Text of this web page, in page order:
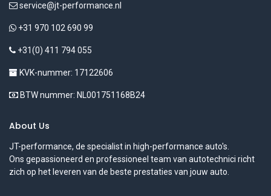
service@jt-performance.nl
+31 970 102 690 99
+31(0) 411 794 055
KVK-nummer: 17122606
BTW nummer: NL001751168B24
About Us
JT-performance, de specialist in high-performance auto's.
Ons gepassioneerd en professioneel team van autotechnici richt
zich op het leveren van de beste prestaties van jouw auto.